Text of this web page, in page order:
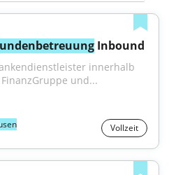
Inbound
innerhalb
und...
Vollzeit